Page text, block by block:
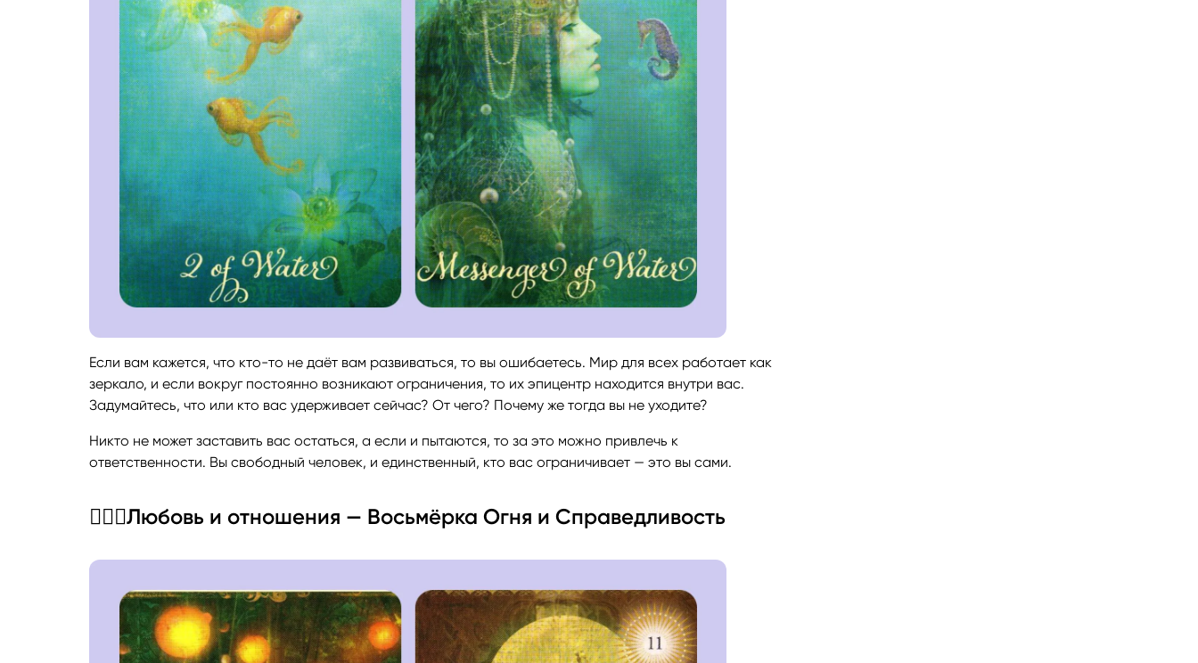
Если вам кажется, что кто-то не даёт вам развиваться, то вы ошибаетесь. Мир для всех работает как
зеркало, и если вокруг постоянно возникают ограничения, то их эпицентр находится внутри вас.
Задумайтесь, что или кто вас удерживает сейчас? От чего? Почему же тогда вы не уходите?
Никто не может заставить вас остаться, а если и пытаются, то за это можно привлечь к
ответственности. Вы свободный человек, и единственный, кто вас ограничивает — это вы сами.
👩‍❤️‍👨Любовь и отношения — Восьмёрка Огня и Справедливость